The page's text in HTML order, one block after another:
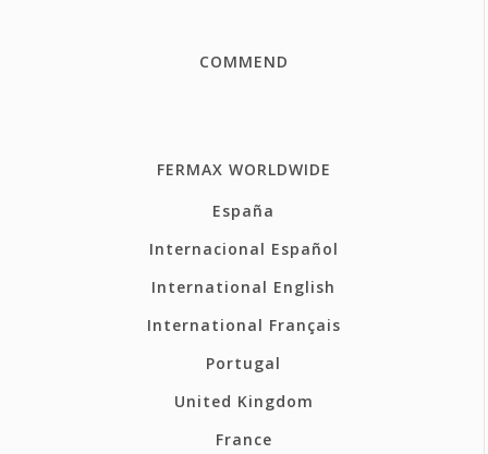
COMMEND
FERMAX WORLDWIDE
España
Internacional Español
International English
International Français
Portugal
United Kingdom
France